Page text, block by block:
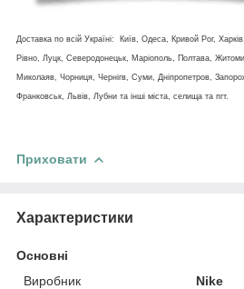
Доставка по всій Україні: Київ, Одеса, Кривой Рог,
Рівно, Луцк, Северодонецьк, Маріополь, Полтава,
Миколаяв, Чорниця, Чернігв, Суми, Дніпропетров,
Франковськ, Львів, Лубни та інші міста, селища та пгт.
Приховати
Характеристики
Основні
Виробник
Nike